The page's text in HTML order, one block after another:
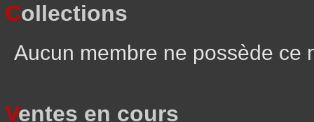
Collections
Aucun membre ne possède ce
Ventes en cours